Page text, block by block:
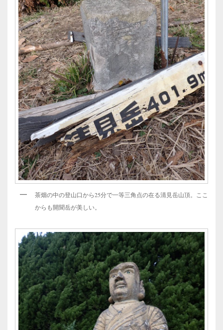
茶畑の中の登山口から25分で一等三角点の在る清見岳山頂。ここ
からも開聞岳が美しい。